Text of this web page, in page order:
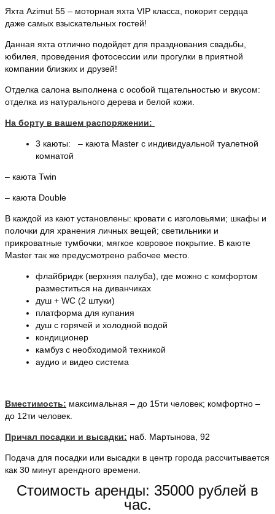
Яхта Azimut 55 – моторная яхта VIP класса, покорит сердца
даже самых взыскательных гостей!
Данная яхта отлично подойдет для празднования свадьбы,
юбилея, проведения фотосессии или прогулки в приятной
компании близких и друзей!
Отделка салона выполнена с особой тщательностью и вкусом:
отделка из натурального дерева и белой кожи.
На борту в вашем распоряжении:
3 каюты: – каюта Master с индивидуальной туалетной
комнатой
– каюта Twin
– каюта Double
В каждой из кают установлены: кровати с изголовьями; шкафы и
полочки для хранения личных вещей; светильники и
прикроватные тумбочки; мягкое ковровое покрытие. В каюте
Master так же предусмотрено рабочее место.
флайбридж (верхняя палуба), где можно с комфортом
разместиться на диванчиках
душ + WC (2 штуки)
платформа для купания
душ с горячей и холодной водой
кондиционер
камбуз с необходимой техникой
аудио и видео система
Вместимость: максимальная – до 15ти человек; комфортно –
до 12ти человек.
Причал посадки и высадки: наб. Мартынова, 92
Подача для посадки или высадки в центр города рассчитывается
как 30 минут арендного времени.
Стоимость аренды: 35000 рублей в
час.